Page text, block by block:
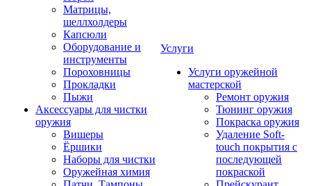
Матрицы,
шеллхолдеры
Капсюли
Оборудование и
инструменты
Пороховницы
Прокладки
Пыжи
Аксессуары для чистки
оружия
Вишеры
Ёршики
Наборы для чистки
Оружейная химия
Услуги
Услуги оружейной
мастерской
Ремонт оружия
Тюнинг оружия
Покраска оружия
Удаление Soft-
touch покрытия с
последующей
покраской